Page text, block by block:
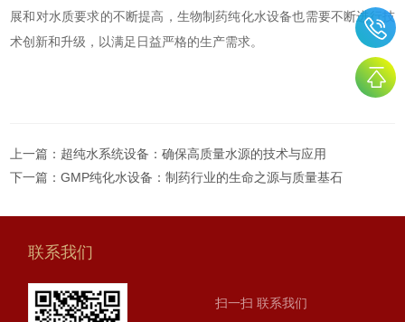
展和对水质要求的不断提高，生物制药纯化水设备也需要不断进行技
术创新和升级，以满足日益严格的生产需求。
上一篇： 超纯水系统设备：确保高质量水源的技术与应用
下一篇：GMP纯化水设备：制药行业的生命之源与质量基石
联系我们
扫一扫 联系我们